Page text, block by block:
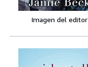
Imagen del editor